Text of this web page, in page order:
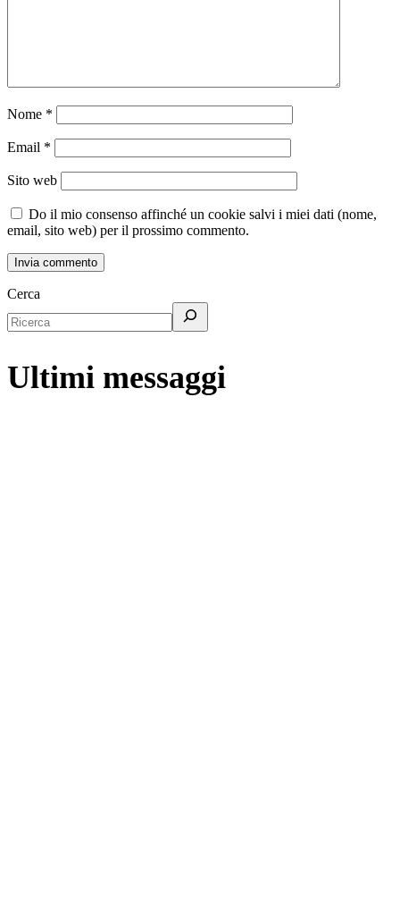
Nome *
Email *
Sito web
Do il mio consenso affinché un cookie salvi i miei dati (nome,
email, sito web) per il prossimo commento.
Cerca
Ultimi messaggi